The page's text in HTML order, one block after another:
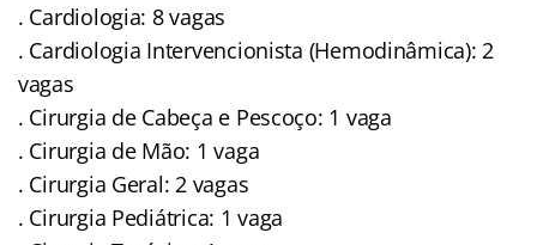
. Cardiologia: 8 vagas
. Cardiologia Intervencionista (Hemodinâmica): 2
vagas
. Cirurgia de Cabeça e Pescoço: 1 vaga
. Cirurgia de Mão: 1 vaga
. Cirurgia Geral: 2 vagas
. Cirurgia Pediátrica: 1 vaga